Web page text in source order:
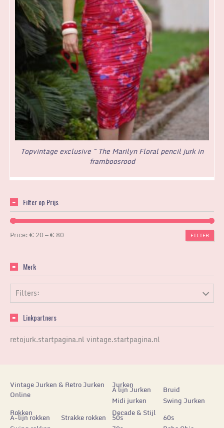
Topvintage exclusive ~ The Marilyn Floral pencil jurk in
framboosrood
Filter op Prijs
FILTER
Price:€ 20—€ 80
Merk
Filters:
Linkpartners
retojurk.startpagina.nl vintage.startpagina.nl
Vintage Jurken & Retro Jurken
Online
Jurken
A lijn Jurken
Bruid
Midi jurken
Swing Jurken
Rokken
A-lijn rokken
Strakke rokken
Decade & Stijl
50s
60s